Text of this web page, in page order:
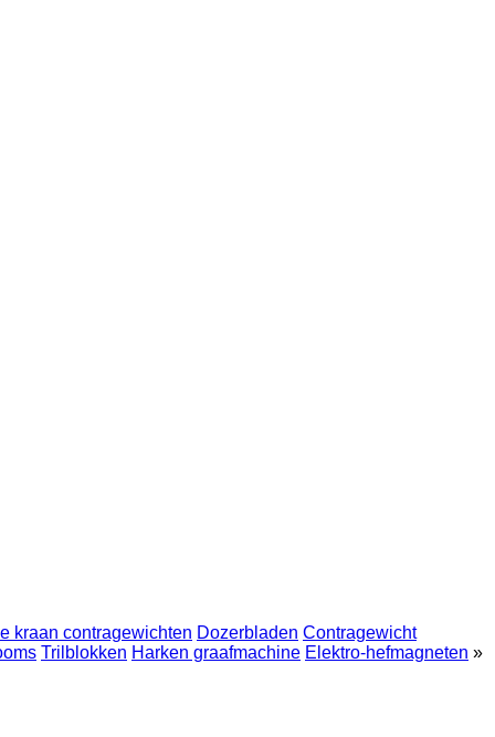
kraan contragewichten Dozerbladen Contragewicht
Trilblokken Harken graafmachine Elektro-hefmagneten »